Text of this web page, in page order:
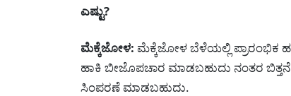
ಎಷ್ಟು?
ಮೆಕ್ಕೆಜೋಳ: ಮೆಕ್ಕೆಜೋಳ ಬೆಳೆಯಲ್ಲಿ ಪ್ರಾರಂಭಿಕ
ಹಾಕಿ ಬೀಜೊಪಚಾರ ಮಾಡಬಹುದು ನಂತರ
ಸಿಂಪರಣೆ ಮಾಡಬಹುದು.